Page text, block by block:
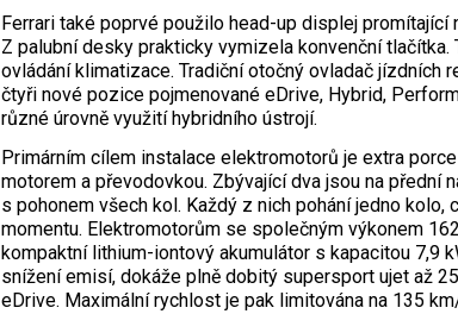
Ferrari také poprvé použilo head-up displej
Z palubní desky prakticky vymizela konvenční tlačítka.
ovládání klimatizace. Tradiční otočný ovladač jízdních
čtyři nové pozice pojmenované eDrive, Hybrid,
různé úrovně využití hybridního ústrojí.
Primárním cílem instalace elektromotorů je extra
motorem a převodovkou. Zbývající dva jsou na přední
s pohonem všech kol. Každý z nich pohání jedno
momentu. Elektromotorům se společným výkonem
kompaktní lithium-iontový akumulátor s kapacitou 7,9
snížení emisí, dokáže plně dobitý supersport ujet až
eDrive. Maximální rychlost je pak limitována na 135